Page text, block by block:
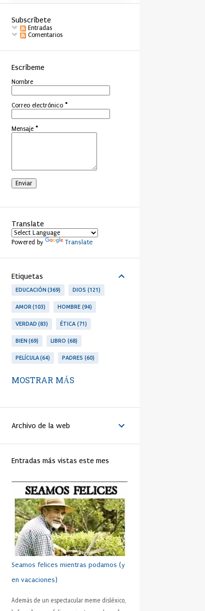
Subscríbete
Entradas
Comentarios
Escríbeme
Nombre
Correo electrónico *
Mensaje *
Translate
Powered by Translate
Etiquetas
EDUCACIÓN 369 DIOS 121
AMOR 103 HOMBRE 94
VERDAD 83 ÉTICA 71
BIEN 69 LIBRO 68
PELÍCULA 64 PADRES 60
PERSONA
BENEDICTO XVI 44
MATRIMONIO 44
RELIGIÓN 41 FAMILIA 40
TRABAJO 40 JÓVENES 39
IGLESIA 37 MORAL 37
SHAKESPEARE 35 DINERO 35
CRISTIANISMO 34 HUMANO 34
PRUDENCIA 34 METÁFORA 33
32 ADOLESCENTE 31
HOMBRES 31
MOSTRAR MÁS
Archivo de la web
Entradas más vistas este mes
Seamos felices mientras podamos (y
en vacaciones)
Además de un espectacular meme disléxico,